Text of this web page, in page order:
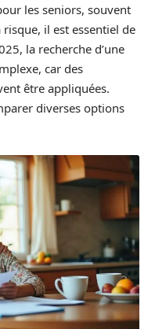
les seniors, souvent
il est essentiel de
la recherche d’une
car des
être appliquées.
diverses options